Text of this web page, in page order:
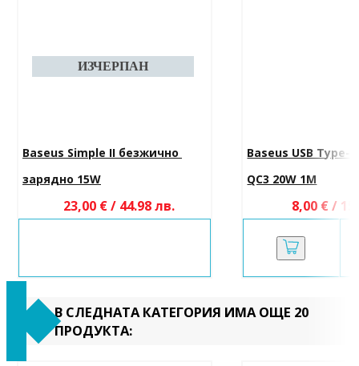
Baseus Simple II безжично
зарядно 15W
23,00 € / 44.98 лв.
Baseus USB Type-
QC3 20W 1M
8,00 € /
В СЛЕДНАТА КАТЕГОРИЯ ИМА ОЩЕ 20
ПРОДУКТА: